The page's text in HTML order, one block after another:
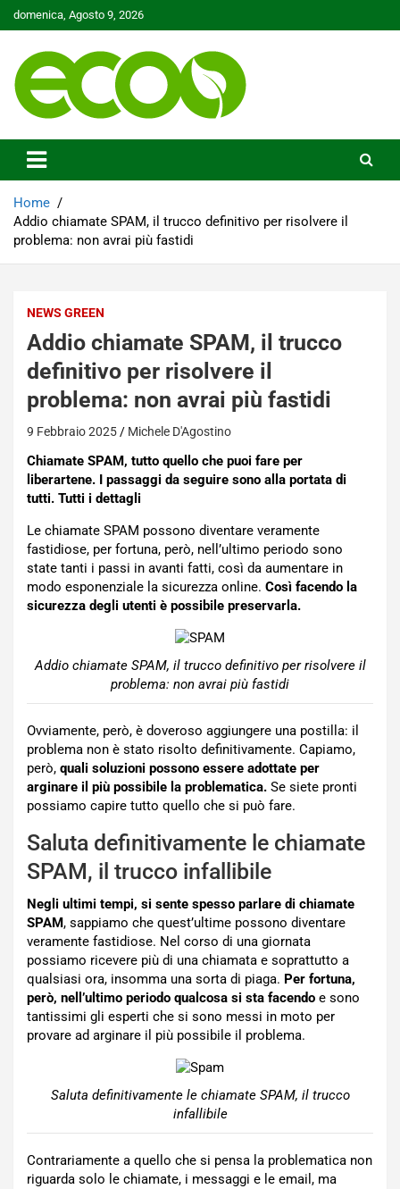
Skip
to
domenica, Agosto 9, 2026
Ecoo.it
Home
Addio chiamate SPAM, il trucco definitivo per risolvere il
problema: non avrai più fastidi
NEWS GREEN
Addio chiamate SPAM, il trucco
definitivo per risolvere il
problema: non avrai più fastidi
9 Febbraio 2025 Michele D'Agostino
Chiamate SPAM, tutto quello che puoi fare per
liberartene. I passaggi da seguire sono alla portata di
tutti. Tutti i dettagli
Le chiamate SPAM possono diventare veramente
fastidiose, per fortuna, però, nell’ultimo periodo sono
state tanti i passi in avanti fatti, così da aumentare in
modo esponenziale la sicurezza online. Così facendo la
sicurezza degli utenti è possibile preservarla.
Addio chiamate SPAM, il trucco definitivo per risolvere il
problema: non avrai più fastidi
Ovviamente, però, è doveroso aggiungere una postilla: il
problema non è stato risolto definitivamente. Capiamo,
però, quali soluzioni possono essere adottate per
arginare il più possibile la problematica. Se siete pronti
possiamo capire tutto quello che si può fare.
Saluta definitivamente le chiamate
SPAM, il trucco infallibile
Negli ultimi tempi, si sente spesso parlare di chiamate
SPAM, sappiamo che quest’ultime possono diventare
veramente fastidiose. Nel corso di una giornata
possiamo ricevere più di una chiamata e soprattutto a
qualsiasi ora, insomma una sorta di piaga. Per fortuna,
però, nell’ultimo periodo qualcosa si sta facendo e sono
tantissimi gli esperti che si sono messi in moto per
provare ad arginare il più possibile il problema.
Saluta definitivamente le chiamate SPAM, il trucco
infallibile
Contrariamente a quello che si pensa la problematica non
riguarda solo le chiamate, i messaggi e le email, ma